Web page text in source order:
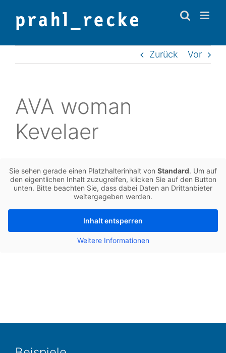
Inhalt
Zurück
Vor
AVA woman
Kevelaer
Sie sehen gerade einen Platz­hal­ter­in­halt von Stan­dard. Um auf
den eigent­li­chen Inhalt zuzu­grei­fen, kli­cken Sie auf den Button
unten. Bitte beach­ten Sie, dass dabei Daten an Dritt­an­bie­ter
wei­ter­ge­ge­ben werden.
Inhalt ent­sper­ren
Wei­te­re Infor­ma­tio­nen